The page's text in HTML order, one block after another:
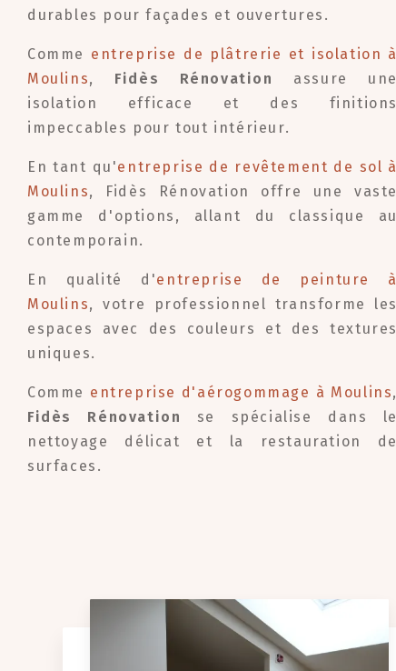
durables pour façades et ouvertures.
Comme entreprise de plâtrerie et isolation à
Moulins, Fidès Rénovation
assure une
isolation efficace et des finitions
impeccables pour tout intérieur.
En tant qu'entreprise de revêtement de sol à
Moulins, Fidès Rénovation offre une vaste
gamme d'options, allant du classique au
contemporain.
En qualité d'entreprise de peinture à
Moulins, votre professionnel transforme les
espaces avec des couleurs et des textures
uniques.
Comme entreprise d'aérogommage à Moulins,
Fidès Rénovation
se spécialise dans le
nettoyage délicat et la restauration de
surfaces.